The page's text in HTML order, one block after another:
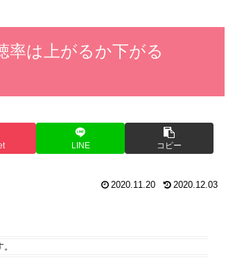
率は上がるか下がる
LINE コピー
2020.11.20 2020.12.03